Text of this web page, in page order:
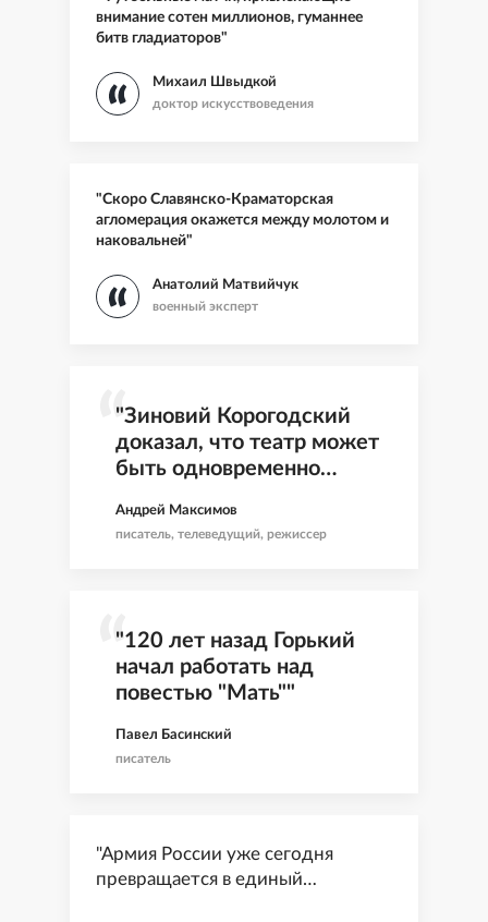
внимание сотен миллионов, гуманнее
битв гладиаторов"
Михаил Швыдкой
доктор искусствоведения
"Скоро Славянско-Краматорская
агломерация окажется между молотом и
наковальней"
Анатолий Матвийчук
военный эксперт
"Зиновий Корогодский
доказал, что театр может
быть одновременно
всегда живой"
Андрей Максимов
писатель, телеведущий, режиссер
"120 лет назад Горький
начал работать над
повестью "Мать""
Павел Басинский
писатель
"Армия России уже сегодня
превращается в единый